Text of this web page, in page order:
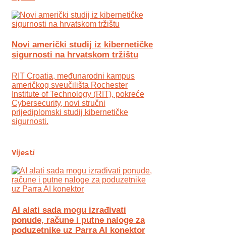
Novi američki studij iz kibernetičke
sigurnosti na hrvatskom tržištu
RIT Croatia, međunarodni kampus
američkog sveučilišta Rochester
Institute of Technology (RIT), pokreće
Cybersecurity, novi stručni
prijediplomski studij kibernetičke
sigurnosti.
Vijesti
AI alati sada mogu izrađivati
ponude, račune i putne naloge za
poduzetnike uz Parra AI konektor